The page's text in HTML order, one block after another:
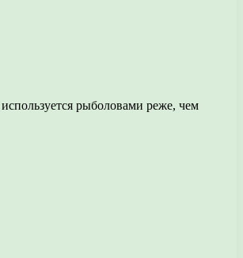
рыболовами реже, чем